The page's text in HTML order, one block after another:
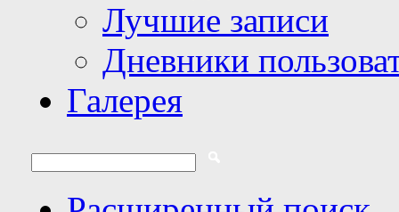
Лучшие записи
Дневники
Галерея